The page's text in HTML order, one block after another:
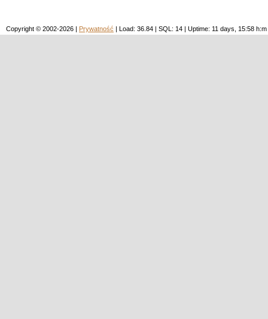
Copyright © 2002-2026 | Prywatność | Load: 36.84 | SQL: 14 | Uptime: 11 days, 15:58